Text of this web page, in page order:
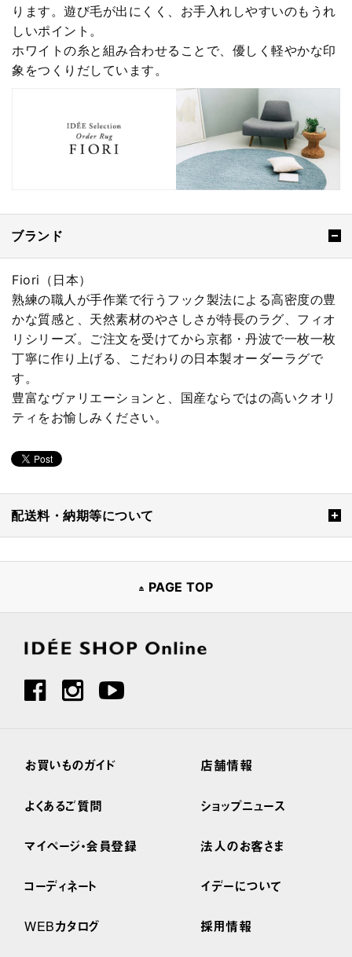
ります。遊び毛が出にくく、お手入れしやすいのもうれ
しいポイント。
ホワイトの糸と組み合わせることで、優しく軽やかな印
象をつくりだしています。
ブランド
Fiori（日本）
熟練の職人が手作業で行うフック製法による高密度の豊
かな質感と、天然素材のやさしさが特長のラグ、フィオ
リシリーズ。ご注文を受けてから京都・丹波で一枚一枚
丁寧に作り上げる、こだわりの日本製オーダーラグで
す。
豊富なヴァリエーションと、国産ならではの高いクオリ
ティをお愉しみください。
配送料・納期等について
PAGE TOP
お買いものガイド
よくあるご質問
マイページ・会員登録
コーディネート
WEBカタログ
店舗情報
ショップニュース
法人のお客さま
イデーについて
採用情報